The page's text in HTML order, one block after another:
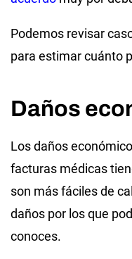
Podemos revisar
para estimar cuánto
Daños
Los daños
facturas médicas
son más fáciles de
daños por los que
conoces.